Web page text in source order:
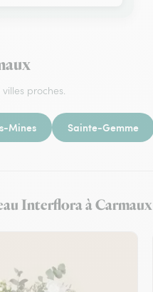
proches.
Mines Sainte-Gemme
Interflora à Carmaux